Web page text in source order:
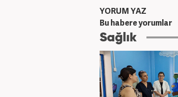
YORUM YAZ
Bu habere yorumlar
Sağlık